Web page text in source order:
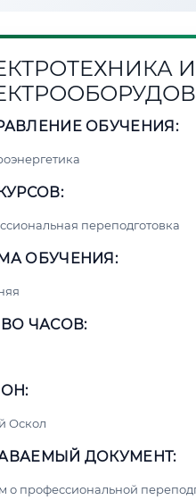
И
ОБУЧЕНИЯ:
переподготовка
ОБУЧЕНИЯ:
ЧАСОВ:
Оскол
ДОКУМЕНТ:
о профессиональной